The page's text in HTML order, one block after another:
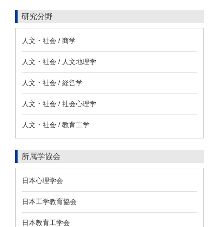
研究分野
人文・社会 / 商学
人文・社会 / 人文地理学
人文・社会 / 経営学
人文・社会 / 社会心理学
人文・社会 / 教育工学
所属学協会
日本心理学会
日本工学教育協会
日本教育工学会